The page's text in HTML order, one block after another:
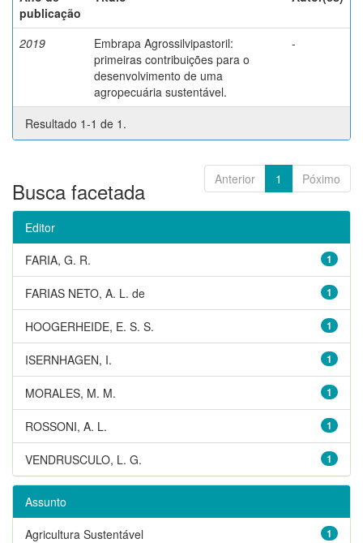
publicação
2019
Embrapa Agrossilvipastoril:
primeiras contribuições para o
desenvolvimento de uma
agropecuária sustentável.
-
Resultado 1-1 de 1.
Anterior 1 Póximo
Busca facetada
Editor
1
FARIA, G. R.
1
FARIAS NETO, A. L. de
1
HOOGERHEIDE, E. S. S.
1
ISERNHAGEN, I.
1
MORALES, M. M.
1
ROSSONI, A. L.
1
VENDRUSCULO, L. G.
Assunto
1
Agricultura Sustentável